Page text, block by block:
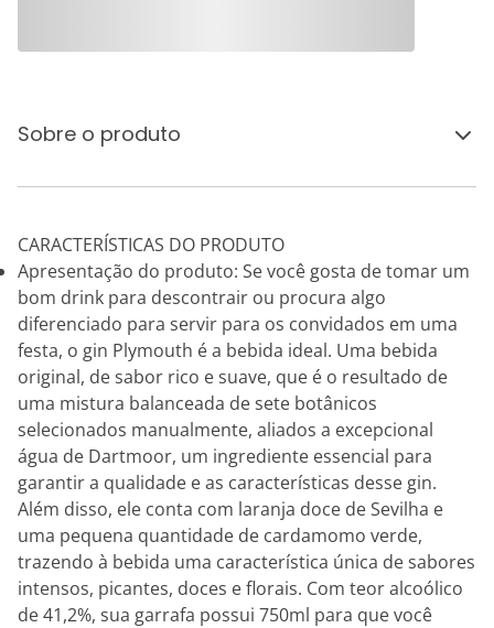
Sobre o produto
CARACTERÍSTICAS DO PRODUTO
Apresentação do produto: Se você gosta de tomar um
bom drink para descontrair ou procura algo
diferenciado para servir para os convidados em uma
festa, o gin Plymouth é a bebida ideal. Uma bebida
original, de sabor rico e suave, que é o resultado de
uma mistura balanceada de sete botânicos
selecionados manualmente, aliados a excepcional
água de Dartmoor, um ingrediente essencial para
garantir a qualidade e as características desse gin.
Além disso, ele conta com laranja doce de Sevilha e
uma pequena quantidade de cardamomo verde,
trazendo à bebida uma característica única de sabores
intensos, picantes, doces e florais. Com teor alcoólico
de 41,2%, sua garrafa possui 750ml para que você